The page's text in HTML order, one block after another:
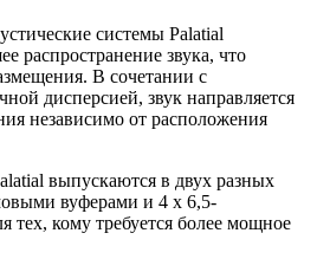
системы Palatial
распространение звука, что
В сочетании с
дисперсией, звук направляется
независимо от расположения
выпускаются в двух разных
вуферами и 4 х 6,5-
кому требуется более мощное